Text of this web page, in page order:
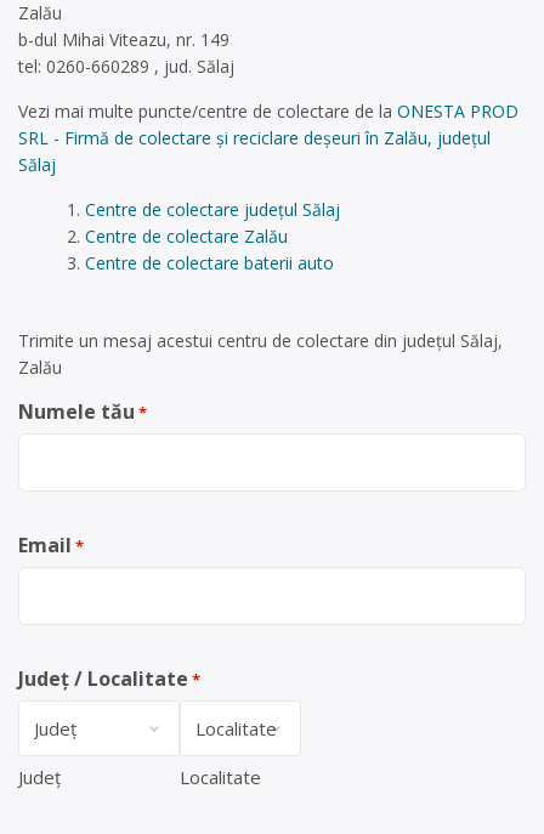
Zalău
b-dul Mihai Viteazu, nr. 149
tel: 0260-660289 , jud. Sălaj
Vezi mai multe puncte/centre de colectare de la ONESTA PROD
SRL - Firmă de colectare și reciclare deșeuri în Zalău, județul
Sălaj
Centre de colectare județul Sălaj
Centre de colectare Zalău
Centre de colectare baterii auto
Trimite un mesaj acestui centru de colectare din județul Sălaj,
Zalău
Numele tău *
Email *
Județ / Localitate *
Județ Localitate